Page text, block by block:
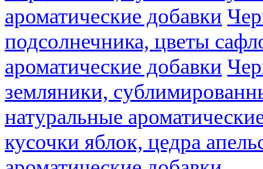
ароматические добавки
подсолнечника, цветы
ароматические добавки
земляники,
натуральные
кусочки яблок, цедра